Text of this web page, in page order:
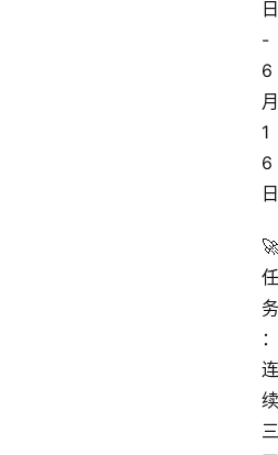
日
-
6
月
1
6
日
🚀
任
务
：
连
续
三